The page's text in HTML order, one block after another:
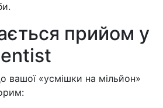
прийом у
вашої «усмішки на мільйон»